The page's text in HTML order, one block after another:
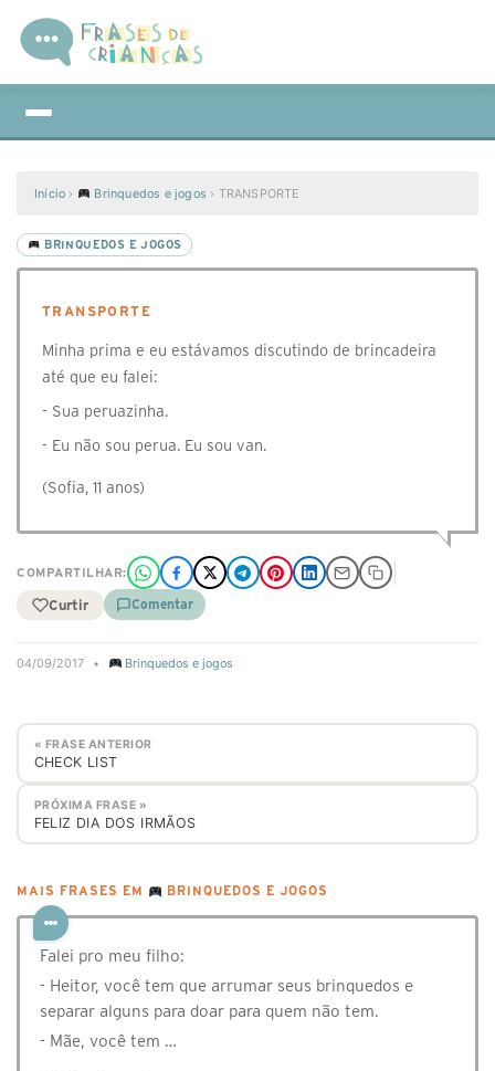
Início › Brinquedos e jogos › TRANSPORTE
BRINQUEDOS E JOGOS
TRANSPORTE
Minha prima e eu estávamos discutindo de brincadeira
até que eu falei:
- Sua peruazinha.
- Eu não sou perua. Eu sou van.
(Sofia, 11 anos)
COMPARTILHAR:
Curtir Comentar
04/09/2017 • Brinquedos e jogos
« FRASE ANTERIOR
CHECK LIST
PRÓXIMA FRASE »
FELIZ DIA DOS IRMÃOS
MAIS FRASES EM BRINQUEDOS E JOGOS
Falei pro meu filho:
- Heitor, você tem que arrumar seus brinquedos e
separar alguns para doar para quem não tem.
- Mãe, você tem …